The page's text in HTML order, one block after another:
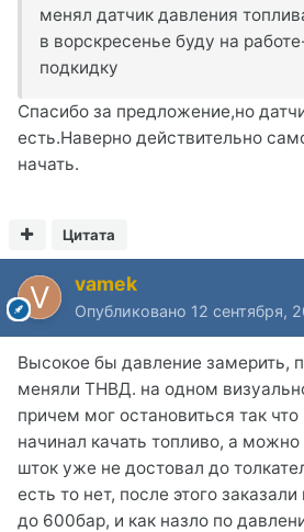
менял датчик давления
в ворскресенье буду на
подкидку
Спасибо за предложение,но
есть.Наверно действительно
начать.
Цитата
vamek
Опубликовано 12 сентября,
Высокое бы давление замерить,
меняли ТНВД. на одном
причем мог остановиться так
начинал качать топливо, а
шток уже не достовал до
есть то нет, после этого
до 600бар, и как назло по